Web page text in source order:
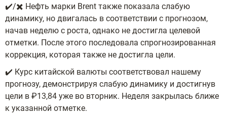
✔️/✖️ Нефть марки Brent также показала слабую
динамику, но двигалась в соответствии с прогнозом,
начав неделю с роста, однако не достигла целевой
отметки. После этого последовала спрогнозированная
коррекция, которая также не достигла цели.
✔️ Курс китайской валюты соответствовал нашему
прогнозу, демонстрируя слабую динамику и достигнув
цели в ₽13,84 уже во вторник. Неделя закрылась ближе
к указанной отметке.